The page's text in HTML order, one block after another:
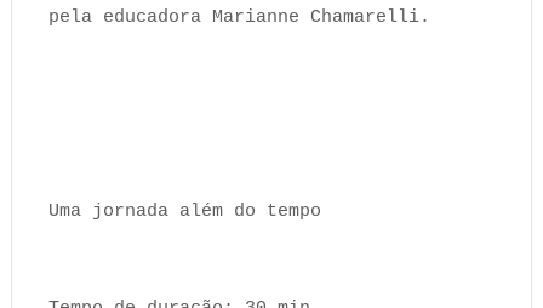
pela educadora Marianne Chamarelli.
Uma jornada além do tempo